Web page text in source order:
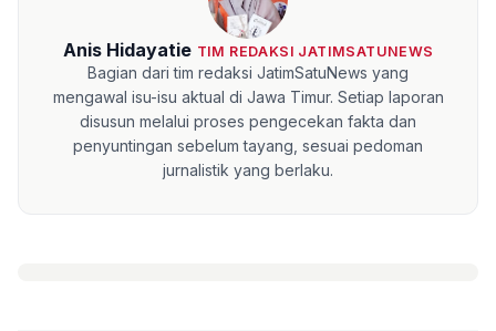
Anis Hidayatie TIM REDAKSI JATIMSATUNEWS
Bagian dari tim redaksi JatimSatuNews yang
mengawal isu-isu aktual di Jawa Timur. Setiap laporan
disusun melalui proses pengecekan fakta dan
penyuntingan sebelum tayang, sesuai pedoman
jurnalistik yang berlaku.